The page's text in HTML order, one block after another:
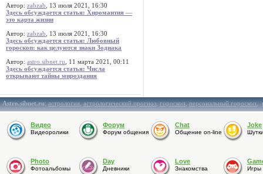
Автор: zabzab , 13 июля 2021, 16:30
Здесь обсуждается статья: Хиромантия —
это карта жизни
Автор: zabzab , 13 июля 2021, 16:30
Здесь обсуждается статья: Любовный
гороскоп: как целуются знаки Зодиака
Автор: astro.sibnet.ru , 11 марта 2021, 00:11
Здесь обсуждается статья: Числа
открывают тайны мироздания
Astro.sibnet.ru:астрология,астрологический прогноз,гороскоп,персональный гороскоп,
Видео
Видеоролики
Форум
Форум общения
Chat
Общение on-line
Joke
Photo
Фотоальбомы
Day
Дневники
Love
Знакомства Игры